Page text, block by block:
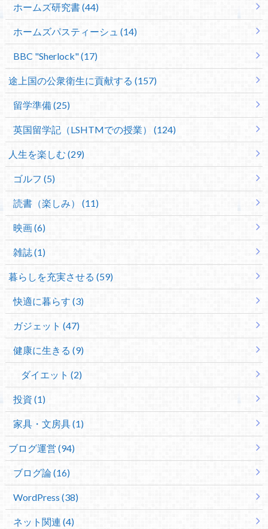
ホームズ研究書 (44)
ホームズパスティーシュ (14)
BBC "Sherlock" (17)
途上国の公衆衛生に貢献する (157)
留学準備 (25)
英国留学記（LSHTMでの授業） (124)
人生を楽しむ (29)
ゴルフ (5)
読書（楽しみ） (11)
映画 (6)
雑誌 (1)
暮らしを充実させる (59)
快適に暮らす (3)
ガジェット (47)
健康に生きる (9)
ダイエット (2)
投資 (1)
家具・文房具 (1)
ブログ運営 (94)
ブログ論 (16)
WordPress (38)
ネット関連 (4)